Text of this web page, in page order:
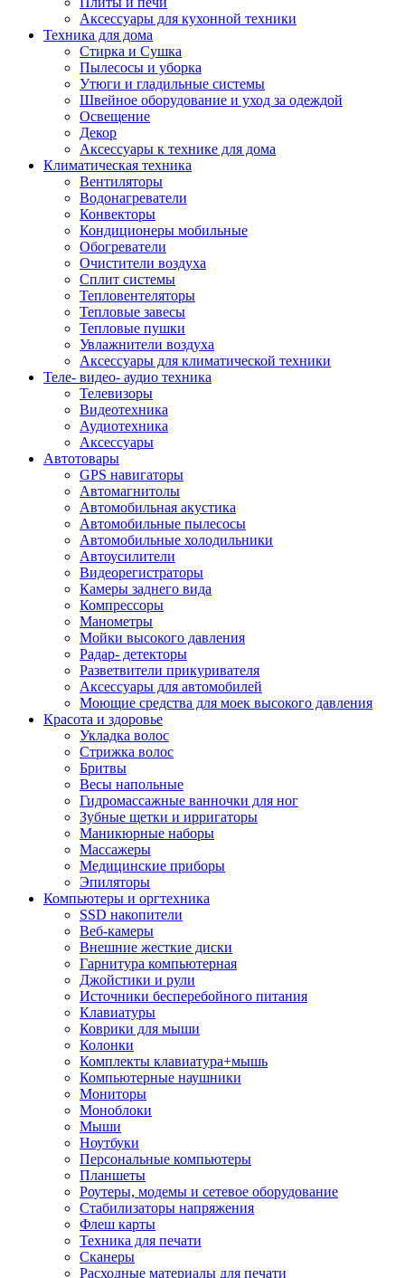
Аксессуары для кухонной техники
Техника для дома
Стирка и Сушка
Пылесосы и уборка
Утюги и гладильные системы
Швейное оборудование и уход за одеждой
Освещение
Декор
Аксессуары к технике для дома
Климатическая техника
Вентиляторы
Водонагреватели
Конвекторы
Кондиционеры мобильные
Обогреватели
Очистители воздуха
Сплит системы
Тепловентеляторы
Тепловые завесы
Тепловые пушки
Увлажнители воздуха
Аксессуары для климатической техники
Теле- видео- аудио техника
Телевизоры
Видеотехника
Аудиотехника
Аксессуары
Автотовары
GPS навигаторы
Автомагнитолы
Автомобильная акустика
Автомобильные пылесосы
Автомобильные холодильники
Автоусилители
Видеорегистраторы
Камеры заднего вида
Компрессоры
Манометры
Мойки высокого давления
Радар- детекторы
Разветвители прикуривателя
Аксессуары для автомобилей
Моющие средства для моек высокого давления
Красота и здоровье
Укладка волос
Стрижка волос
Бритвы
Весы напольные
Гидромассажные ванночки для ног
Зубные щетки и ирригаторы
Маникюрные наборы
Массажеры
Медицинские приборы
Эпиляторы
Компьютеры и оргтехника
SSD накопители
Веб-камеры
Внешние жесткие диски
Гарнитура компьютерная
Джойстики и рули
Источники бесперебойного питания
Клавиатуры
Коврики для мыши
Колонки
Комплекты клавиатура+мышь
Компьютерные наушники
Мониторы
Моноблоки
Мыши
Ноутбуки
Персональные компьютеры
Планшеты
Роутеры, модемы и сетевое оборудование
Стабилизаторы напряжения
Флеш карты
Техника для печати
Сканеры
Расходные материалы для печати